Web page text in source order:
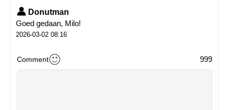
Donutman
Goed gedaan, Milo!
2026-03-02 08:16
Comment 999